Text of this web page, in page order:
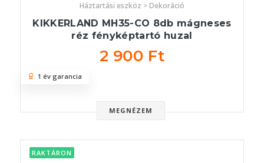
Háztartási eszköz > Dekoráció
KIKKERLAND MH35-CO 8db mágneses
réz fényképtartó huzal
2 900 Ft
MEGNÉZEM
1 év garancia
RAKTÁRON